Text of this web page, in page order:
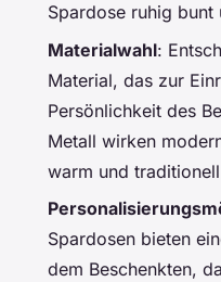
Spardose ruhig bunt
Materialwahl:
Material, das zur
Persönlichkeit des
Metall wirken
warm und
Spardosen bieten
dem Beschenkten,